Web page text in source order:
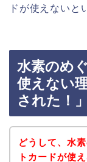
ドが使えないと
水素のめ
使えない
された！」
どうして、水
トカードが使